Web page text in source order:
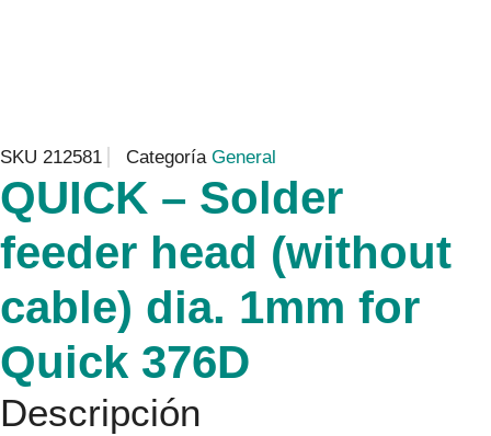
SKU 212581 Categoría General
QUICK – Solder
feeder head (without
cable) dia. 1mm for
Quick 376D
Descripción